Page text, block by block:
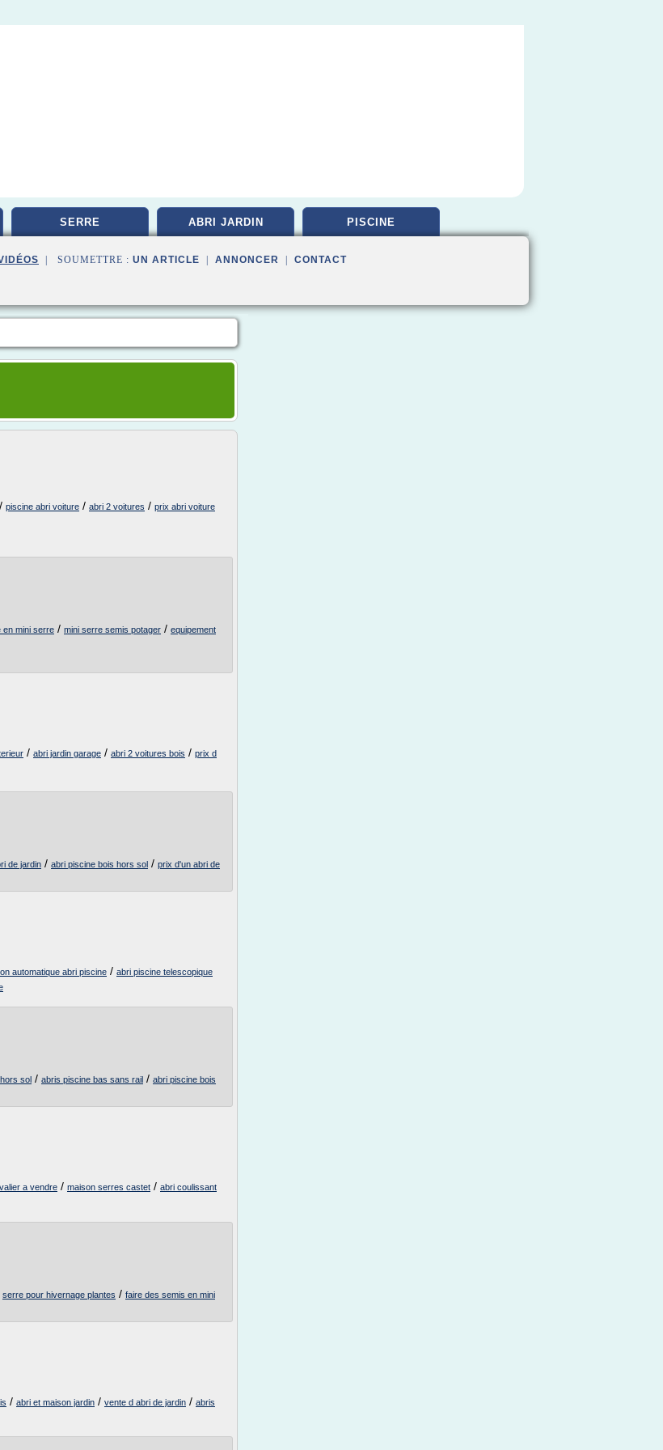
SERRE ABRI JARDIN PISCINE
| SOUMETTRE : UN ARTICLE ANNONCER CONTACT
/ piscine abri voiture / abri 2 voitures / prix abri voiture
en mini serre / mini serre semis potager / equipement
/ abri jardin garage / abri 2 voitures bois / prix d
de jardin / abri piscine bois hors sol / prix d'un abri de
automatique abri piscine / abri piscine telescopique
sol / abris piscine bas sans rail / abri piscine bois
a vendre / maison serres castet / abri coulissant
serre pour hivernage plantes / faire des semis en mini
/ abri et maison jardin / vente d abri de jardin / abris